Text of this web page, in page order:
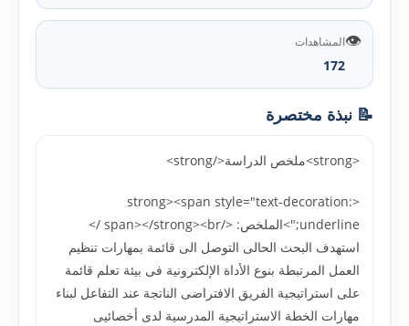
👁️المشاهدات
172
📝 نبذة مختصرة
<strong>ملخص الدراسة</strong>
<strong><span style="text-decoration:
underline;">الملخص: </span></strong><br />
استهدف البحث الحالى التوصل الى قائمة بمهارات تنظيم
العمل المرتبطة بنوع الأداة الإلکترونية فى بيئة تعلم قائمة
على استراتيجية الفريق الافتراضى الناتجة عند التفاعل لبناء
مهارات الخطة الاستراتيجية المدرسية لدى أخصائيى